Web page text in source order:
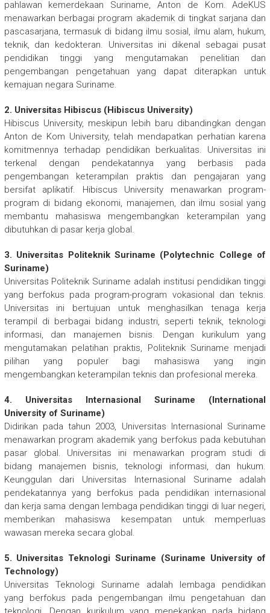
pahlawan kemerdekaan Suriname, Anton de Kom. AdeKUS
menawarkan berbagai program akademik di tingkat sarjana dan
pascasarjana, termasuk di bidang ilmu sosial, ilmu alam, hukum,
teknik, dan kedokteran. Universitas ini dikenal sebagai pusat
pendidikan tinggi yang mengutamakan penelitian dan
pengembangan pengetahuan yang dapat diterapkan untuk
kemajuan negara Suriname.
2. Universitas Hibiscus (Hibiscus University)
Hibiscus University, meskipun lebih baru dibandingkan dengan
Anton de Kom University, telah mendapatkan perhatian karena
komitmennya terhadap pendidikan berkualitas. Universitas ini
terkenal dengan pendekatannya yang berbasis pada
pengembangan keterampilan praktis dan pengajaran yang
bersifat aplikatif. Hibiscus University menawarkan program-
program di bidang ekonomi, manajemen, dan ilmu sosial yang
membantu mahasiswa mengembangkan keterampilan yang
dibutuhkan di pasar kerja global.
3. Universitas Politeknik Suriname (Polytechnic College of
Suriname)
Universitas Politeknik Suriname adalah institusi pendidikan tinggi
yang berfokus pada program-program vokasional dan teknis.
Universitas ini bertujuan untuk menghasilkan tenaga kerja
terampil di berbagai bidang industri, seperti teknik, teknologi
informasi, dan manajemen bisnis. Dengan kurikulum yang
mengutamakan pelatihan praktis, Politeknik Suriname menjadi
pilihan yang populer bagi mahasiswa yang ingin
mengembangkan keterampilan teknis dan profesional mereka.
4. Universitas Internasional Suriname (International
University of Suriname)
Didirikan pada tahun 2003, Universitas Internasional Suriname
menawarkan program akademik yang berfokus pada kebutuhan
pasar global. Universitas ini menawarkan program studi di
bidang manajemen bisnis, teknologi informasi, dan hukum.
Keunggulan dari Universitas Internasional Suriname adalah
pendekatannya yang berfokus pada pendidikan internasional
dan kerja sama dengan lembaga pendidikan tinggi di luar negeri,
memberikan mahasiswa kesempatan untuk memperluas
wawasan mereka secara global.
5. Universitas Teknologi Suriname (Suriname University of
Technology)
Universitas Teknologi Suriname adalah lembaga pendidikan
yang berfokus pada pengembangan ilmu pengetahuan dan